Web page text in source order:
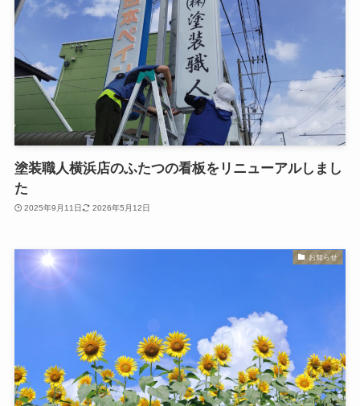
塗装職人横浜店のふたつの看板をリニューアルしまし
た
2025年9月11日 2026年5月12日
お知らせ